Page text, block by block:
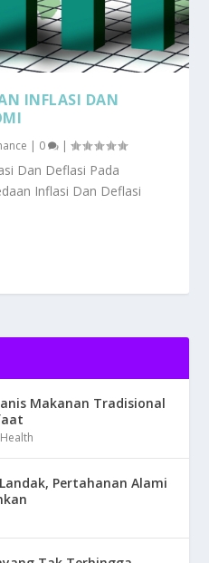
INFLASI DAN
| 0 |
Dan Deflasi Pada
Inflasi Dan Deflasi
Makanan Tradisional
Health
Pertahanan Alami